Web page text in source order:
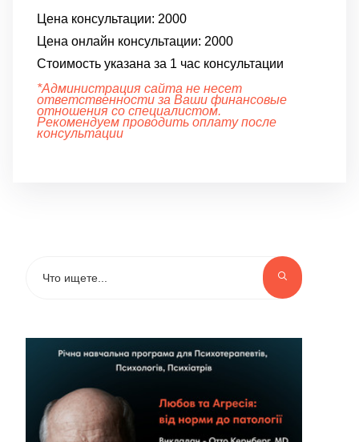
Цена консультации: 2000
Цена онлайн консультации: 2000
Стоимость указана за 1 час консультации
*Администрация сайта не несет
ответственности за Ваши финансовые
отношения со специалистом.
Рекомендуем проводить оплату после
консультации